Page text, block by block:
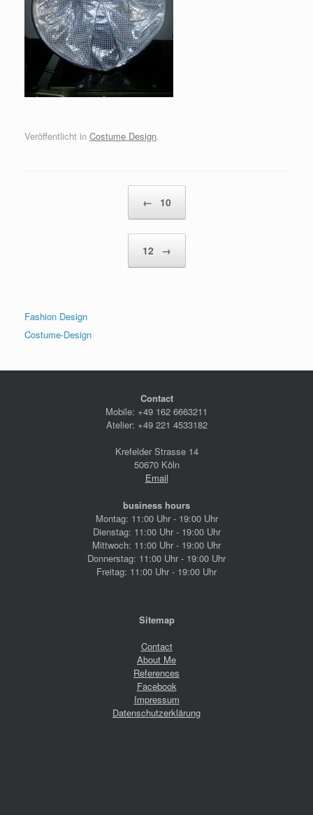
Veröffentlicht in Costume Design.
← 10
12 →
Fashion Design
Costume-Design
Contact
Mobile: +49 162 6663211
Atelier: +49 221 4533182
Krefelder Strasse 14
50670 Köln
Email
business hours
Montag: 11:00 Uhr - 19:00 Uhr
Dienstag: 11:00 Uhr - 19:00 Uhr
Mittwoch: 11:00 Uhr - 19:00 Uhr
Donnerstag: 11:00 Uhr - 19:00 Uhr
Freitag: 11:00 Uhr - 19:00 Uhr
Sitemap
Contact
About Me
References
Facebook
Impressum
Datenschutzerklärung